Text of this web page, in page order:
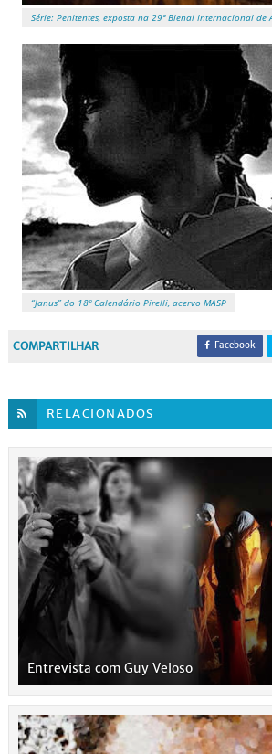
Série: Penitentes, exposta na 29ª Bienal Internacional de
“Janus” do 18º Calendário Pirelli, acervo MASP
COMPARTILHAR Facebook
RELACIONADOS
Entrevista com Guy Veloso